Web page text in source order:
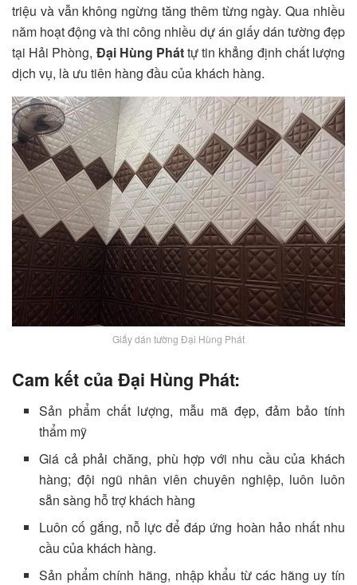
triệu và vẫn không ngừng tăng thêm từng ngày. Qua nhiều
năm hoạt động và thi công nhiều dự án giấy dán tường đẹp
tại Hải Phòng, Đại Hùng Pháttự tin khẳng định chất lượng
dịch vụ, là ưu tiên hàng đầu của khách hàng.
Giấy dán tường Đại Hùng Phát
Cam kết của Đại Hùng Phát:
Sản phẩm chất lượng, mẫu mã đẹp, đảm bảo tính
thẩm mỹ
Giá cả phải chăng, phù hợp với nhu cầu của khách
hàng; đội ngũ nhân viên chuyên nghiệp, luôn luôn
sẵn sàng hỗ trợ khách hàng
Luôn cố gắng, nỗ lực để đáp ứng hoàn hảo nhất nhu
cầu của khách hàng.
Sản phẩm chính hãng, nhập khẩu từ các hãng uy tín